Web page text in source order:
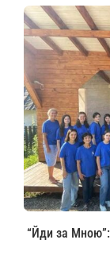
“Йди за Мною”: